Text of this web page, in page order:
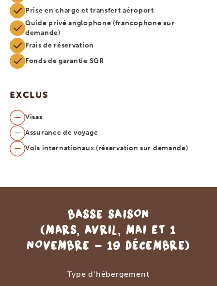
Prise en charge et transfert aéroport
Guide privé anglophone (francophone sur
demande)
Frais de réservation
Fonds de garantie SGR
EXCLUS
Visas
Assurance de voyage
Vols internationaux (réservation sur demande)
BASSE SAISON
(MARS, AVRIL, MAI ET 1
NOVEMBRE - 19 DÉCEMBRE)
Type d’hébergement